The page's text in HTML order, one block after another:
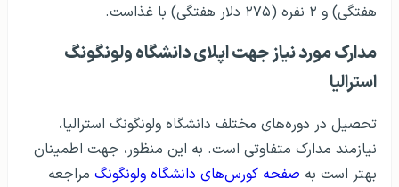
هفتگی) و ۲ نفره (۲۷۵ دلار هفتگی) با غذاست.
مدارک مورد نیاز جهت اپلای دانشگاه ولونگونگ
استرالیا
تحصیل در دوره‌های مختلف دانشگاه ولونگونگ استرالیا،
نیازمند مدارک متفاوتی است. به این منظور، جهت اطمینان
بهتر است به صفحه کورس‌های دانشگاه ولونگونگ مراجعه